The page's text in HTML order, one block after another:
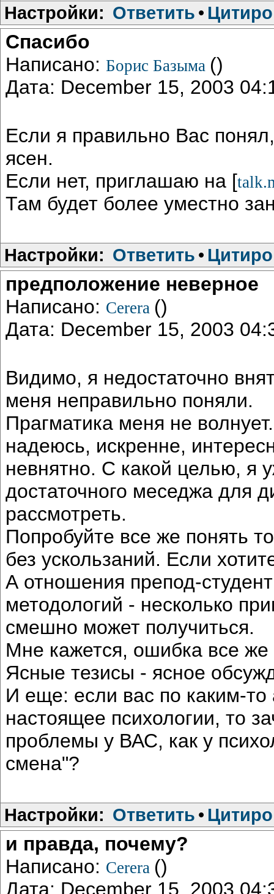
Настройки: Ответить •
Спасибо
Написано: Борис Базыма ()
Дата: December 15, 2003
Если я правильно Вас
ясен.
Если нет, приглашаю на [
Там будет более уместно
Настройки: Ответить •
предположение неверное
Написано: Cerera ()
Дата: December 15, 2003
Видимо, я недостаточно
меня неправильно поняли.
Прагматика меня не
надеюсь, искренне,
невнятно. С какой целью, я
достаточного меседжа для
рассмотреть.
Попробуйте все же понять
без ускользаний. Если
А отношения препод-
методологий - несколько
смешно может получиться.
Мне кажется, ошибка все же
Ясные тезисы - ясное
И еще: если вас по каким-то
настоящее психологии, то
проблемы у ВАС, как у
смена"?
Настройки: Ответить •
и правда, почему?
Написано: Cerera ()
Дата: December 15, 2003